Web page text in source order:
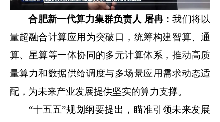
合肥新一代算力集群负责人 屠冉：我们将以
量超融合计算应用为突破口，统筹构建智算、通
算、星算等一体协同的多元计算体系，推动高质
量算力和数据供给调度与多场景应用需求动态适
配，为未来产业发展提供坚实的算力支撑。
“十五五”规划纲要提出，瞄准引领未来发展